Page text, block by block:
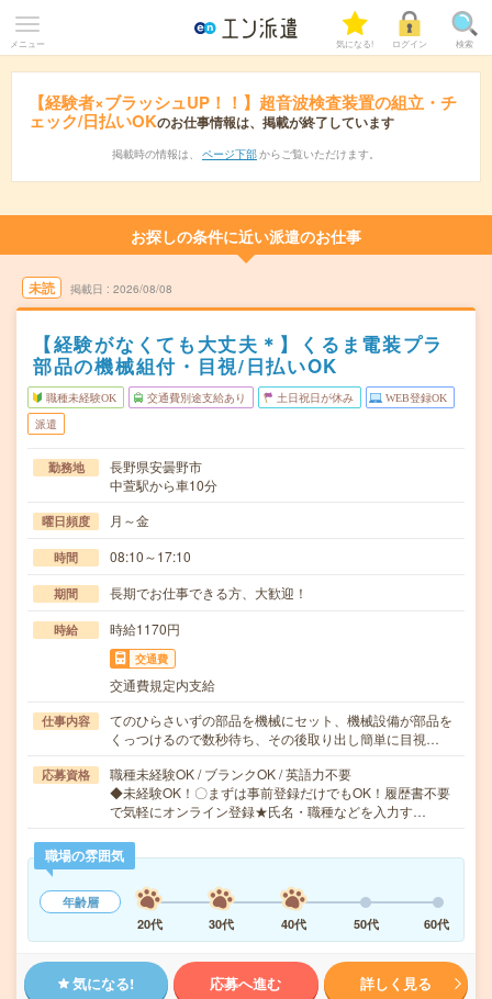
メニュー 気になる! ログイン 検索
【経験者×ブラッシュUP！！】超音波検査装置の組立・チ
ェック/日払いOKのお仕事情報は、掲載が終了しています
掲載時の情報は、 ページ下部 からご覧いただけます。
お探しの条件に近い派遣のお仕事
未読 掲載日 2026/08/08
【経験がなくても大丈夫＊】くるま電装プラ
部品の機械組付・目視/日払いOK
職種未経験OK 交通費別途支給あり 土日祝日が休み WEB登録OK
派遣
勤務地
長野県安曇野市
中萱駅から車10分
曜日頻度 月～金
時間 08:10～17:10
期間 長期でお仕事できる方、大歓迎！
時給 時給1170円
交通費
交通費規定内支給
仕事内容
てのひらさいずの部品を機械にセット、機械設備が部品を
くっつけるので数秒待ち、その後取り出し簡単に目視…
応募資格
職種未経験OK / ブランクOK / 英語力不要
◆未経験OK！〇まずは事前登録だけでもOK！履歴書不要
で気軽にオンライン登録★氏名・職種などを入力す…
職場の雰囲気
年齢層
20代
30代 40代 50代 60代
気になる! 応募へ進む 詳しく見る